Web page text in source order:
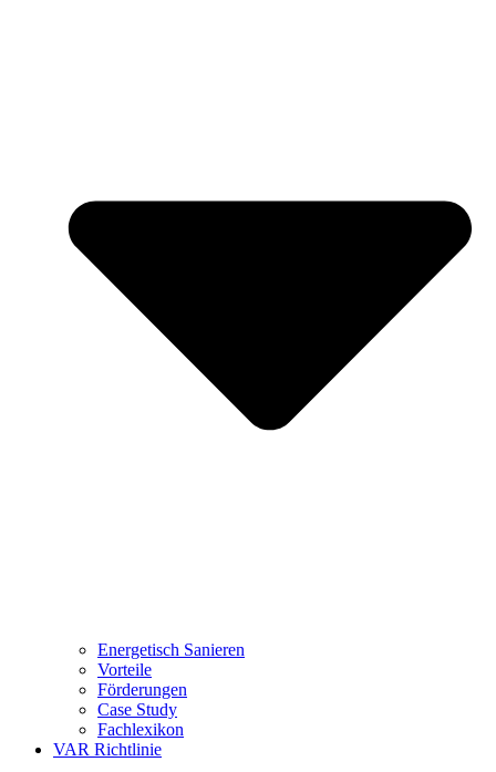
Energetisch Sanieren
Vorteile
Förderungen
Case Study
Fachlexikon
VAR Richtlinie